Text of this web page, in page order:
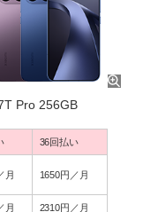
Pro 256GB
36回払い
月 1650円／月
月
2310円／月